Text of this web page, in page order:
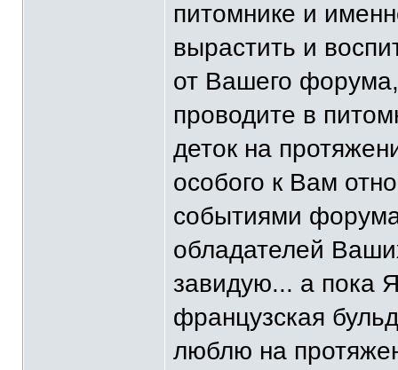
питомнике и
вырастить и
от Вашего
проводите в
деток на
особого к Вам
событиями
обладателей
завидую... а пока
французская
люблю на